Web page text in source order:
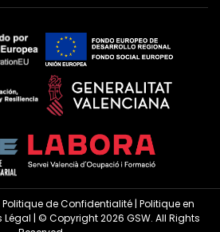
Politique de Confidentialité| Politique en
Légal | © Copyright 2026 GSW. All Rights